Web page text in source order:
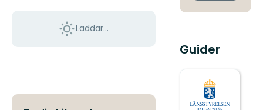
Laddar...
Guider